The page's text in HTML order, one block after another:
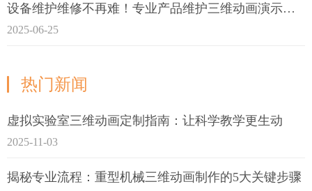
设备维护维修不再难！专业产品维护三维动画演示定制指南
2025-06-25
热门新闻
虚拟实验室三维动画定制指南：让科学教学更生动
2025-11-03
揭秘专业流程：重型机械三维动画制作的5大关键步骤